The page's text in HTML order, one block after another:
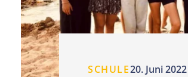
SCHULE20. Juni 2022